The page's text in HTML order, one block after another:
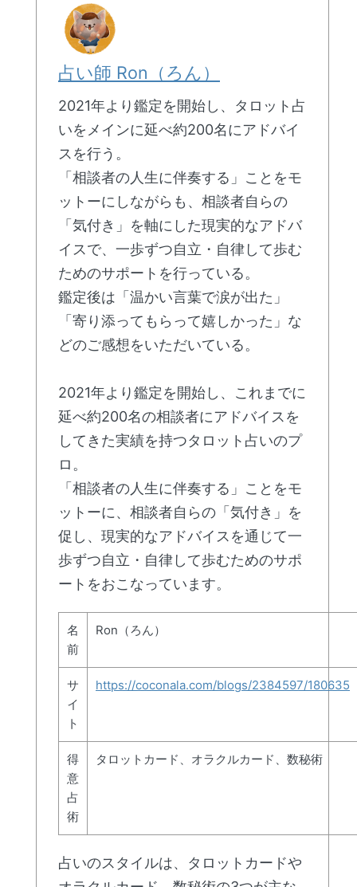
占い師 Ron（ろん）
2021年より鑑定を開始し、タロット占
いをメインに延べ約200名にアドバイ
スを行う。
「相談者の人生に伴奏する」ことをモ
ットーにしながらも、相談者自らの
「気付き」を軸にした現実的なアドバ
イスで、一歩ずつ自立・自律して歩む
ためのサポートを行っている。
鑑定後は「温かい言葉で涙が出た」
「寄り添ってもらって嬉しかった」な
どのご感想をいただいている。
2021年より鑑定を開始し、これまでに
延べ約200名の相談者にアドバイスを
してきた実績を持つタロット占いのプ
ロ。
「相談者の人生に伴奏する」ことをモ
ットーに、相談者自らの「気付き」を
促し、現実的なアドバイスを通じて一
歩ずつ自立・自律して歩むためのサポ
ートをおこなっています。
名
前
Ron（ろん）
サ
イ
ト
https://coconala.com/blogs/2384597/180635
得
意
占
術
タロットカード、オラクルカード、数秘術
占いのスタイルは、タロットカードや